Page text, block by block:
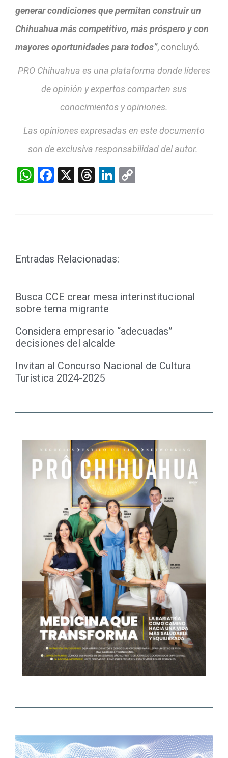
generar condiciones que permitan construir un
Chihuahua más competitivo, más próspero y con
mayores oportunidades para todos”, concluyó.
PRO Chihuahua es una plataforma donde líderes
de opinión y expertos comparten sus
conocimientos y opiniones.
Las opiniones expresadas en este documento
son de exclusiva responsabilidad del autor.
WhatsApp
Facebook
X Threads
LinkedIn
Entradas Relacionadas:
Busca CCE crear mesa interinstitucional
sobre tema migrante
Considera empresario “adecuadas”
decisiones del alcalde
Invitan al Concurso Nacional de Cultura
Turística 2024-2025